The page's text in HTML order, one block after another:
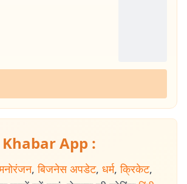
App :
, बिजनेस अपडेट, धर्म, क्रिकेट,